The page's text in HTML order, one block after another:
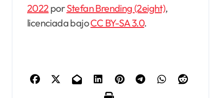
2022 porStefan Brending (2eight),
licenciada bajoCC BY-SA 3.0.